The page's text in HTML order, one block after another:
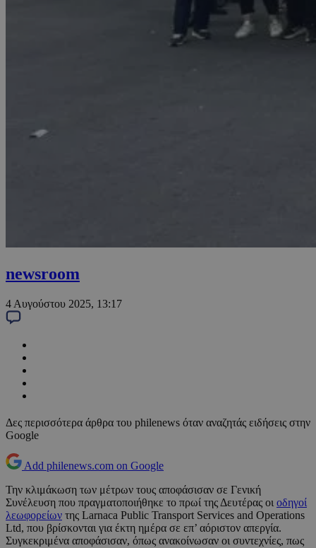
newsroom
4 Αυγούστου 2025, 13:17
Δες περισσότερα άρθρα του philenews όταν αναζητάς ειδήσεις στην
Google
Add philenews.com on Google
Την κλιμάκωση των μέτρων τους αποφάσισαν σε Γενική
Συνέλευση που πραγματοποιήθηκε το πρωί της Δευτέρας οι οδηγοί
λεωφορείων της Larnaca Public Transport Services and Operations
Ltd, που βρίσκονται για έκτη ημέρα σε επ’ αόριστον απεργία.
Συγκεκριμένα αποφάσισαν, όπως ανακοίνωσαν οι συντεχνίες, πως